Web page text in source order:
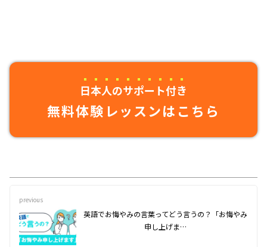
日本人のサポート付き
無料体験レッスンはこちら
previous
英語でお悔やみの言葉ってどう言うの？「お悔やみ
申し上げま…